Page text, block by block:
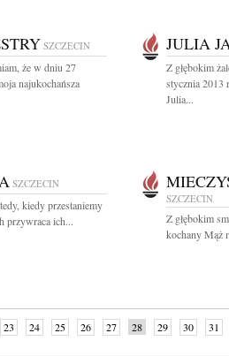
SZCZECIN
że w dniu 27
najukochańsza
JULIA
Z głębokim
stycznia 2013
Julia...
SZCZECIN
kiedy przestaniemy
przywraca ich...
SZCZECIN
Z głębokim
kochany Mąż
23 24 25 26 27 28 29 30
31